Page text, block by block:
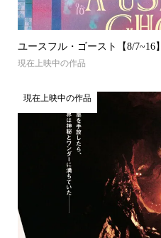
ユースフル・ゴースト【8/7~16】
現在上映中の作品
現在上映中の作品